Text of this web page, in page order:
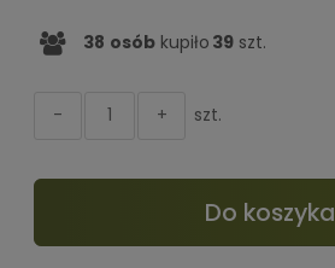
38 osób kupiło 39 szt.
+
- szt.
Do koszyka